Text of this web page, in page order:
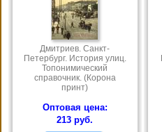
Дмитриев. Санкт-
Петербург. История улиц.
Топонимический
справочник. (Корона
принт)
Оптовая цена:
213 руб.